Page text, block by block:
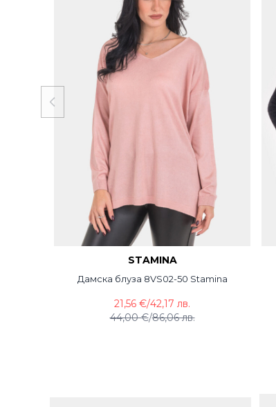
STAMINA
Дамска блуза 8VS02-50 Stamina
44,00 €/86,06 лв.
21,56 €/42,17 лв.